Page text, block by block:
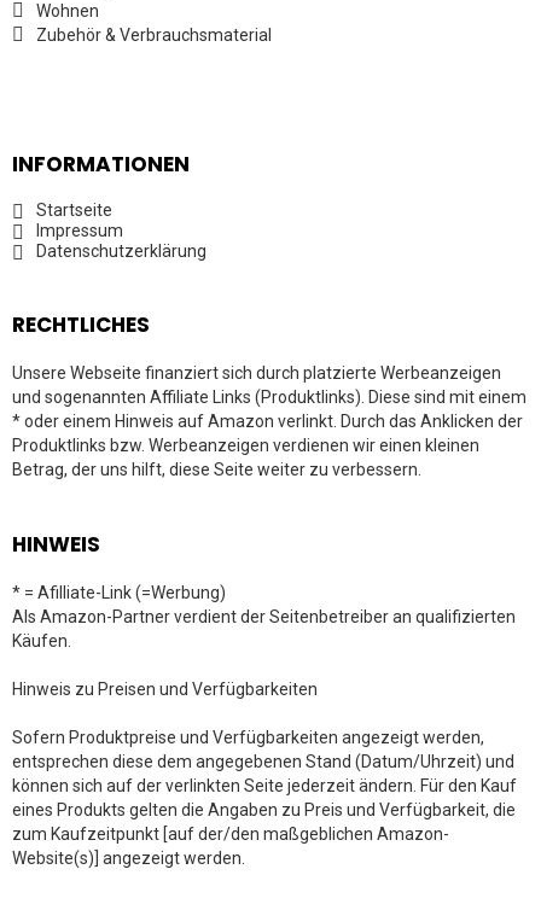
Wohnen
Zubehör & Verbrauchsmaterial
INFORMATIONEN
Startseite
Impressum
Datenschutzerklärung
RECHTLICHES
Unsere Webseite finanziert sich durch platzierte Werbeanzeigen
und sogenannten Affiliate Links (Produktlinks). Diese sind mit einem
* oder einem Hinweis auf Amazon verlinkt. Durch das Anklicken der
Produktlinks bzw. Werbeanzeigen verdienen wir einen kleinen
Betrag, der uns hilft, diese Seite weiter zu verbessern.
HINWEIS
* = Afilliate-Link (=Werbung)
Als Amazon-Partner verdient der Seitenbetreiber an qualifizierten
Käufen.
Hinweis zu Preisen und Verfügbarkeiten
Sofern Produktpreise und Verfügbarkeiten angezeigt werden,
entsprechen diese dem angegebenen Stand (Datum/Uhrzeit) und
können sich auf der verlinkten Seite jederzeit ändern. Für den Kauf
eines Produkts gelten die Angaben zu Preis und Verfügbarkeit, die
zum Kaufzeitpunkt [auf der/den maßgeblichen Amazon-
Website(s)] angezeigt werden.